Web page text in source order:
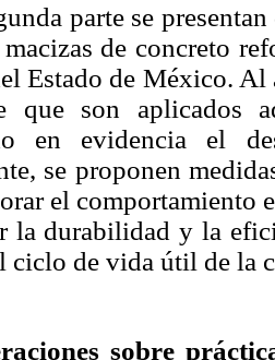
parte se
de concreto
Estado de México. Al
que son aplicados
en evidencia el
se proponen
el comportamiento
la durabilidad y la
ciclo de vida útil de la
sobre